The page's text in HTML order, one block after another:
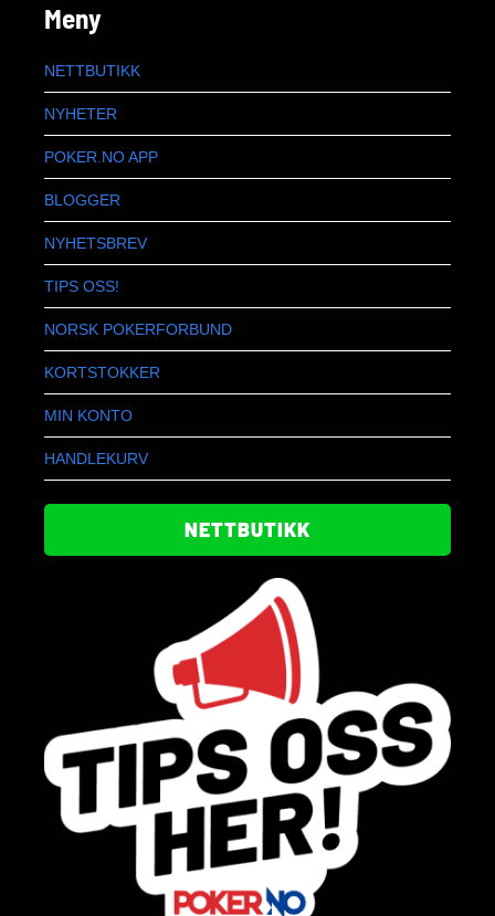
Meny
NETTBUTIKK
NYHETER
POKER.NO APP
BLOGGER
NYHETSBREV
TIPS OSS!
NORSK POKERFORBUND
KORTSTOKKER
MIN KONTO
HANDLEKURV
NETTBUTIKK